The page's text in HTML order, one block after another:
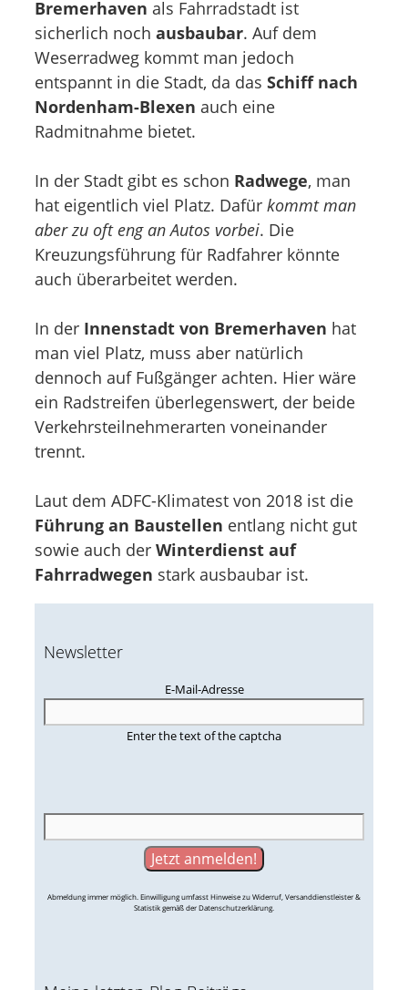
Bremerhaven als Fahrradstadt ist
sicherlich noch ausbaubar. Auf dem
Weserradweg kommt man jedoch
entspannt in die Stadt, da das Schiff nach
Nordenham-Blexen auch eine
Radmitnahme bietet.
In der Stadt gibt es schon Radwege, man
hat eigentlich viel Platz. Dafür kommt man
aber zu oft eng an Autos vorbei. Die
Kreuzungsführung für Radfahrer könnte
auch überarbeitet werden.
In der Innenstadt von Bremerhaven hat
man viel Platz, muss aber natürlich
dennoch auf Fußgänger achten. Hier wäre
ein Radstreifen überlegenswert, der beide
Verkehrsteilnehmerarten voneinander
trennt.
Laut dem ADFC-Klimatest von 2018 ist die
Führung an Baustellen entlang nicht gut
sowie auch der Winterdienst auf
Fahrradwegen stark ausbaubar ist.
Newsletter
E-Mail-Adresse
Enter the text of the captcha
Abmeldung immer möglich. Einwilligung umfasst Hinweise zu Widerruf, Versanddienstleister &
Statistik gemäß der Datenschutzerklärung.